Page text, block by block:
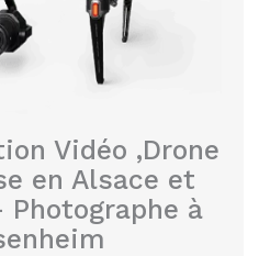
Vidéo ,Drone
en Alsace et
Photographe à